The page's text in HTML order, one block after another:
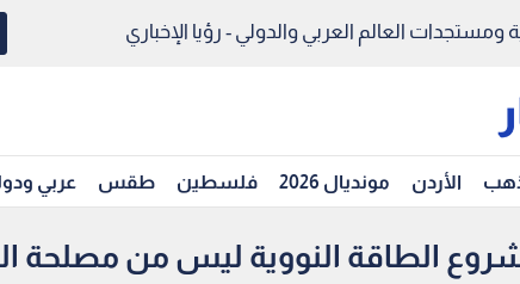
ومستجدات العالم العربي والدولي - رؤيا الإخباري
الأردن مونديال 2026 فلسطين طقس عربي
الطاقة النووية ليس من مصلحة